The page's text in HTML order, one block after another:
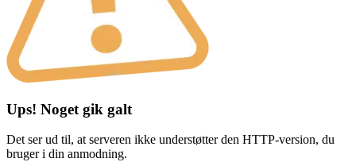
Ups! Noget gik galt
Det ser ud til, at serveren ikke understøtter den HTTP-version, du
bruger i din anmodning.